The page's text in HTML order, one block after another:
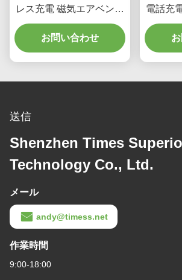
レス充電 磁気エアベント
車 電話マウントホルダー
15W
お問い合わせ
電話充
ュ付
送信
Shenzhen Times
Technology Co., Ltd.
メール
andy@timess.net
作業時間
9:00-18:00